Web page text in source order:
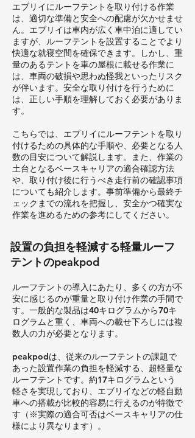
エブリイにルーフテントを取り付ける作業
は、適切な準備と安全への配慮が欠かせませ
ん。エブリイは車内が広く車中泊に適してい
ますが、ルーフテントを設置することでより
快適な就寝空間を確保できます。しかし、重
量のあるテントを車の屋根に載せる作業に
は、車両の破損や思わぬ怪我といったリスク
が伴います。安全な取り付けを行うために
は、正しい手順を理解しておく必要がありま
す。
こちらでは、エブリイにルーフテントを取り
付けるための具体的な手順や、必要となる人
数の目安について解説します。また、作業の
土台となるベースキャリアの適合確認方法
や、取り付け後に行うべき走行前の確認事項
についても紹介します。事前準備から最終チ
ェックまでの流れを把握し、安全かつ確実な
作業を進めるための参考にしてください。
設置の負担を軽減する軽量ルーフ
テントのpeakpod
ルーフテントの導入にあたり、多くの方が不
安に感じるのが重量と取り付け作業の手間で
す。一般的な製品は40キログラムから70キ
ログラムと重く、車両への載せ下ろしには複
数人の力が必要となります。
peakpodは、従来のルーフテントの課題で
あった設置作業の負担を軽減する、超軽量な
ルーフテントです。約17キログラムという
軽さを実現しており、エブリイなどの軽自動
車への搭載が比較的容易に行えるのが特徴で
す（※実際の適合可否はベースキャリアの仕
様により異なります）。